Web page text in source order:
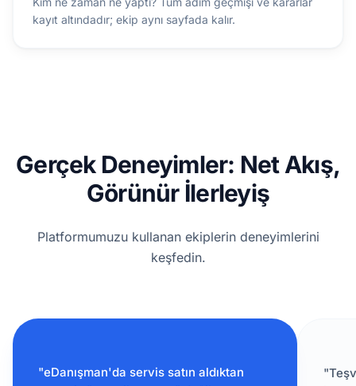
kayıt altındadır; ekip aynı sayfada kalır.
Gerçek Deneyimler: Net Akış,
Görünür İlerleyiş
Platformumuzu kullanan ekiplerin deneyimlerini
keşfedin.
"eDanışman'da servis satın aldıktan